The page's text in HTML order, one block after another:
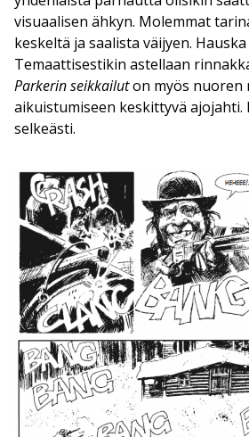
visuaalisen ähkyn. Molemmat
keskeltä ja saalista väijyen.
Temaattisestikin astellaan
Parkerin seikkailuton myös nuoren
aikuistumiseen keskittyvä ajojahti.
selkeästi.